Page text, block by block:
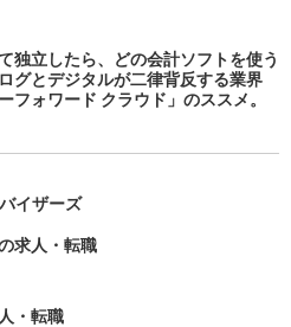
独立したら、どの会計ソフトを使う
グとデジタルが二律背反する業界
フォワード クラウド」のススメ。
イザーズ
求人・転職
・転職